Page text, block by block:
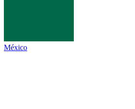
México